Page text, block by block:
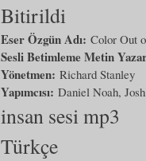
Bitirildi
Eser Özgün Adı: Color Out
Sesli Betimleme Metin
Yönetmen: Richard Stanley
Yapımcısı: Daniel Noah,
insan sesi mp3
Türkçe